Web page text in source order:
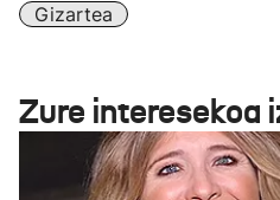
Gizartea
Zure interesekoa